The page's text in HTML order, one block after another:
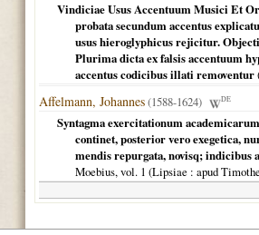
Vindiciae Usus Accentuum Musici Et
probata secundum accentus
usus hieroglyphicus rejicitur.
Plurima dicta ex falsis accentuum
accentus codicibus illati removentur
Affelmann, Johannes(1588-1624) DE
Syntagma exercitationum
continet, posterior vero exegetica,
mendis repurgata, novisq;
Moebius, vol. 1 (Lipsiae : apud